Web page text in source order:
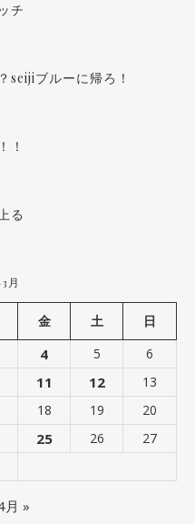
チ
seijiブルーに帰ろ！
！
る
月
金 土
日
4 5 6
11 12 13
18 19 20
25 26 27
月 »